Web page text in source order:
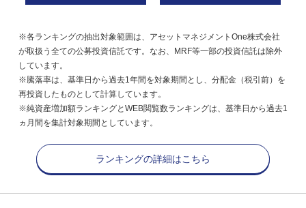
※各ランキングの抽出対象範囲は、アセットマネジメントOne株式会社
が取扱う全ての公募投資信託です。なお、MRF等一部の投資信託は除外
しています。
※騰落率は、基準日から過去1年間を対象期間とし、分配金（税引前）を
再投資したものとして計算しています。
※純資産増加額ランキングとWEB閲覧数ランキングは、基準日から過去1
ヵ月間を集計対象期間としています。
ランキングの詳細はこちら